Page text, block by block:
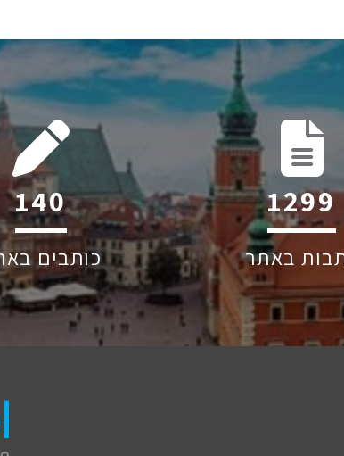
219
כותבים
2036
באתר